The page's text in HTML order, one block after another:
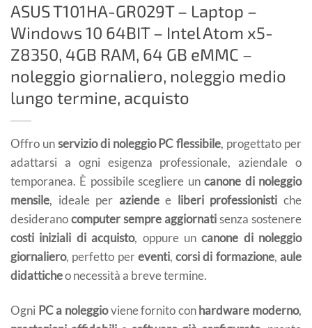
ASUS T101HA-GR029T – Laptop –
Windows 10 64BIT – Intel Atom x5-
Z8350, 4GB RAM, 64 GB eMMC –
noleggio giornaliero, noleggio medio
lungo termine, acquisto
Offro unservizio di noleggio PC flessibile, progettato per
adattarsi a ogni esigenza professionale, aziendale o
temporanea. È possibile scegliere uncanone di noleggio
mensile, ideale per aziendee liberi professionisti che
desideranocomputer sempre aggiornatisenza sostenere
costi iniziali di acquisto, oppure uncanone di noleggio
giornaliero, perfetto pereventi,corsi di formazione,aule
didatticheo necessità a breve termine.
Ogni PC a noleggioviene fornito conhardware moderno,